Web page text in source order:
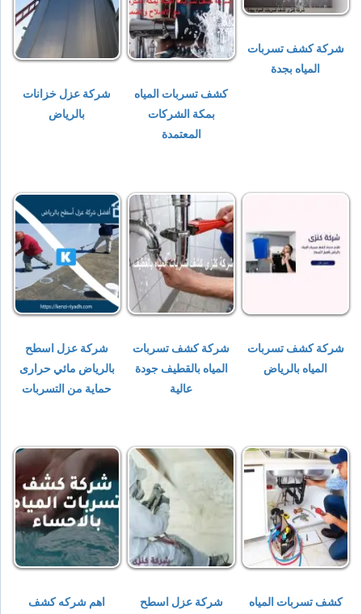
شركة كشف تسربات
المياه بجدة
كشف تسربات المياه
بمكة الشركات
المعتمدة
شركة عزل خزانات
بالرياض
شركة كشف تسربات
المياه بالرياض
شركة كشف تسربات
المياه بالقطيف جودة
عالية
شركة عزل اسطح
بالرياض مائي حرارى
حماية من التسربات
كشف تسربات المياه
شركة عزل اسطح
اهم شركه كشف